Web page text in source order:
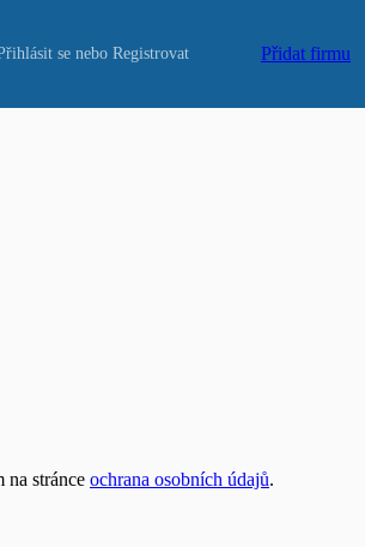
se nebo Registrovat Přidat firmu
na stránce ochrana osobních údajů.